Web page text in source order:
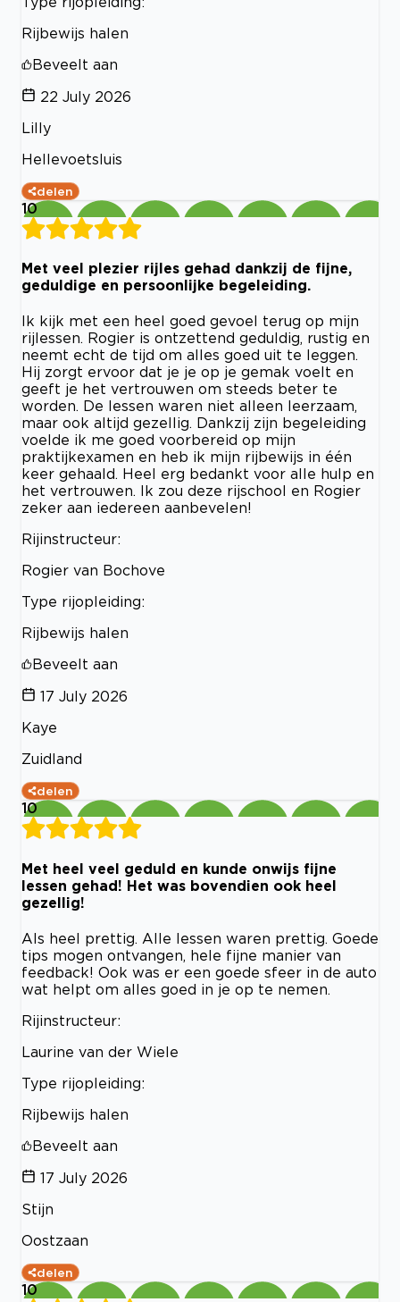
Rijbewijs halen
Beveelt aan
22 July 2026
Lilly
Hellevoetsluis
delen
10
Met veel plezier rijles gehad dankzij de fijne,
geduldige en persoonlijke begeleiding.
Ik kijk met een heel goed gevoel terug op mijn
rijlessen. Rogier is ontzettend geduldig, rustig en
neemt echt de tijd om alles goed uit te leggen.
Hij zorgt ervoor dat je je op je gemak voelt en
geeft je het vertrouwen om steeds beter te
worden. De lessen waren niet alleen leerzaam,
maar ook altijd gezellig. Dankzij zijn begeleiding
voelde ik me goed voorbereid op mijn
praktijkexamen en heb ik mijn rijbewijs in één
keer gehaald. Heel erg bedankt voor alle hulp en
het vertrouwen. Ik zou deze rijschool en Rogier
zeker aan iedereen aanbevelen!
Rijinstructeur:
Rogier van Bochove
Type rijopleiding:
Rijbewijs halen
Beveelt aan
17 July 2026
Kaye
Zuidland
delen
10
Met heel veel geduld en kunde onwijs fijne
lessen gehad! Het was bovendien ook heel
gezellig!
Als heel prettig. Alle lessen waren prettig. Goede
tips mogen ontvangen, hele fijne manier van
feedback! Ook was er een goede sfeer in de auto
wat helpt om alles goed in je op te nemen.
Rijinstructeur:
Laurine van der Wiele
Type rijopleiding:
Rijbewijs halen
Beveelt aan
17 July 2026
Stijn
Oostzaan
delen
10